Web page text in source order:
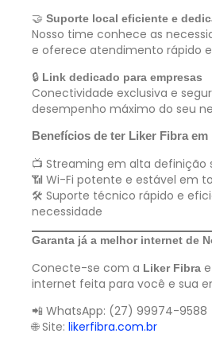
🤝 Suporte local eficiente e
Nosso time conhece as
e oferece atendimento rápido
🔒 Link dedicado para empresas
Conectividade exclusiva e
desempenho máximo do seu
Benefícios de ter Liker Fibra em
📺 Streaming em alta
📶 Wi-Fi potente e estável em
🛠 Suporte técnico rápido e
necessidade
Garanta já a melhor internet de
Conecte-se com a Liker Fibra
internet feita para você e sua
📲 WhatsApp: (27) 99974-9588
🌐 Site: likerfibra.com.br